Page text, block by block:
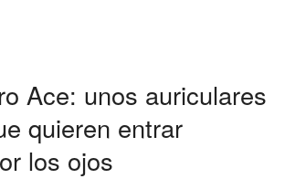
Ace: unos auriculares
quieren entrar
los ojos